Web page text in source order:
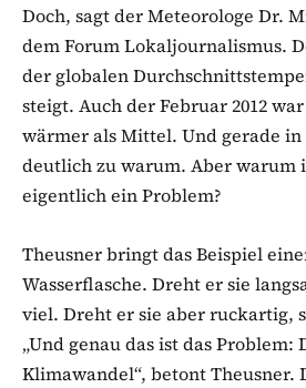
Doch, sagt der Meteorologe Dr.
dem Forum Lokaljournalismus.
der globalen
steigt. Auch der Februar 2012
wärmer als Mittel. Und gerade
deutlich zu warum. Aber warum
eigentlich ein Problem?
Theusner bringt das Beispiel
Wasserflasche. Dreht er sie
viel. Dreht er sie aber ruckartig,
„Und genau das ist das Problem:
Klimawandel“, betont Theusner.